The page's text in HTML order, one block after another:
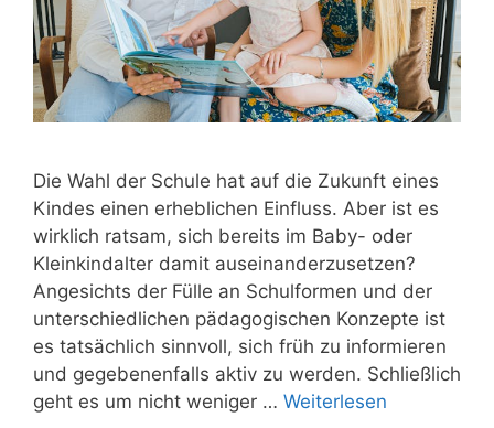
Die Wahl der Schule hat auf die Zukunft eines
Kindes einen erheblichen Einfluss. Aber ist es
wirklich ratsam, sich bereits im Baby- oder
Kleinkindalter damit auseinanderzusetzen?
Angesichts der Fülle an Schulformen und der
unterschiedlichen pädagogischen Konzepte ist
es tatsächlich sinnvoll, sich früh zu informieren
und gegebenenfalls aktiv zu werden. Schließlich
geht es um nicht weniger … Weiterlesen